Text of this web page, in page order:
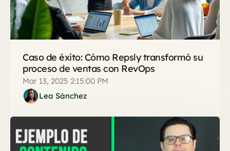
Caso de éxito: Cómo Repsly transformó su
proceso de ventas con RevOps
Mar 13, 2025 2:15:00 PM
Lea Sánchez